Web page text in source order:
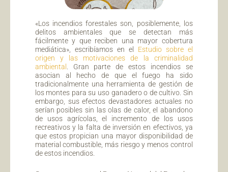
«Los incendios forestales son, posiblemente, los
delitos ambientales que se detectan más
fácilmente y que reciben una mayor cobertura
mediática», escribíamos en el Estudio sobre el
origen y las motivaciones de la criminalidad
ambiental
. Gran parte de estos incendios se
asocian al hecho de que el fuego ha sido
tradicionalmente una herramienta de gestión de
los montes para su uso ganadero o de cultivo. Sin
embargo, sus efectos devastadores actuales no
serían posibles sin las olas de calor, el abandono
de usos agrícolas, el incremento de los usos
recreativos y la falta de inversión en efectivos, ya
que estos propician una mayor disponibilidad de
material combustible, más riesgo y menos control
de estos incendios.